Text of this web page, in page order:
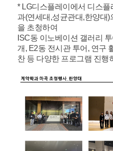
* LG디스플레이에서 디스
과(연세대,성균관대,한양대)
을 초청하여
ISC동 이노베이션 갤러리
개, E2동 전시관 투어, 연구
찬 등 다양한 프로그램 진행